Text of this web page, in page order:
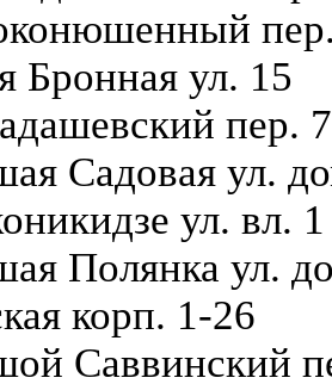
Бронная ул. 15
пер.
Садовая ул.
ул. вл. 1
Полянка ул.
корп. 1-26
Саввинский